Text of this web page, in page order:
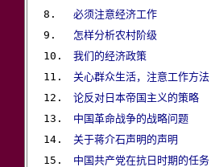
8. 必须注意经济工作
9. 怎样分析农村阶级
10. 我们的经济政策
11. 关心群众生活，注意工作方法
12. 论反对日本帝国主义的策略
13. 中国革命战争的战略问题
14. 关于蒋介石声明的声明
15. 中国共产党在抗日时期的任务